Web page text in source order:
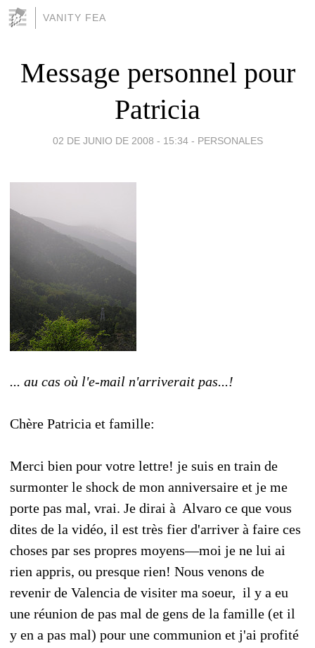
VANITY FEA
Message personnel pour
Patricia
02 DE JUNIO DE 2008 - 15:34 - PERSONALES
... au cas où l'e-mail n'arriverait pas...!
Chère Patricia et famille:
Merci bien pour votre lettre! je suis en train de
surmonter le shock de mon anniversaire et je me
porte pas mal, vrai. Je dirai à Alvaro ce que vous
dites de la vidéo, il est très fier d'arriver à faire ces
choses par ses propres moyens—moi je ne lui ai
rien appris, ou presque rien! Nous venons de
revenir de Valencia de visiter ma soeur, il y a eu
une réunion de pas mal de gens de la famille (et il
y en a pas mal) pour une communion et j'ai profité